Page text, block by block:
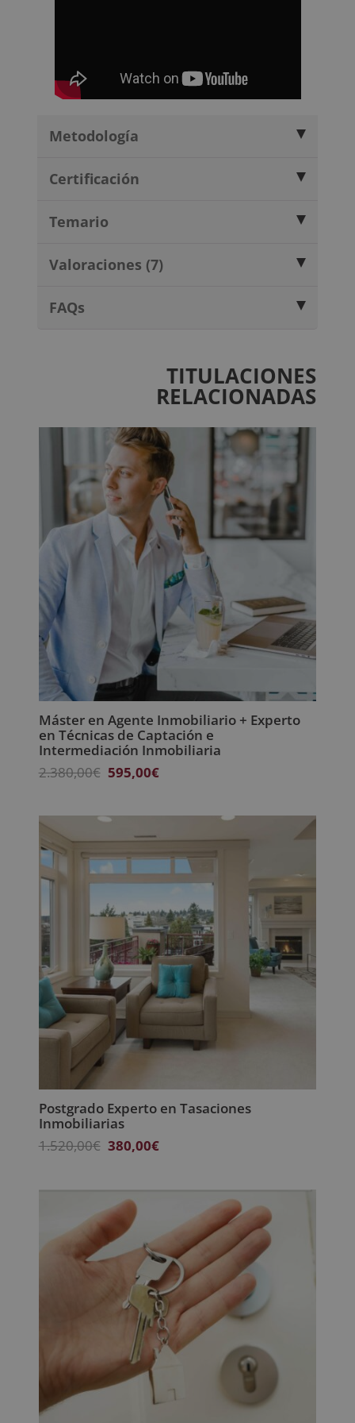
Metodología
Certificación
Temario
Valoraciones (7)
FAQs
TITULACIONES
RELACIONADAS
Máster en Agente Inmobiliario + Experto
en Técnicas de Captación e
Intermediación Inmobiliaria
2.380,00€ El
era:
2.380,00€.
595,00€El
595,00€.
Postgrado Experto en Tasaciones
Inmobiliarias
1.520,00€ El
era:
1.520,00€.
380,00€El
380,00€.